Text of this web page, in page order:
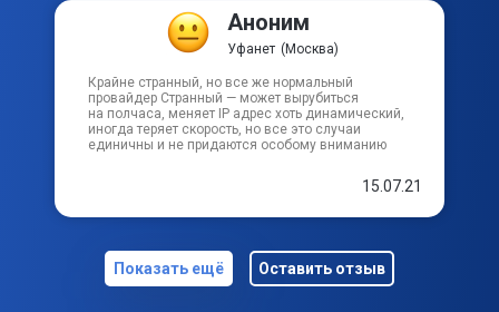
Аноним
Уфанет (Москва)
Крайне странный, но все же нормальный
провайдер Странный — может вырубиться
на полчаса, меняет IP адрес хоть динамический,
иногда теряет скорость, но все это случаи
единичны и не придаются особому вниманию
15.07.21
Показать ещё Оставить отзыв